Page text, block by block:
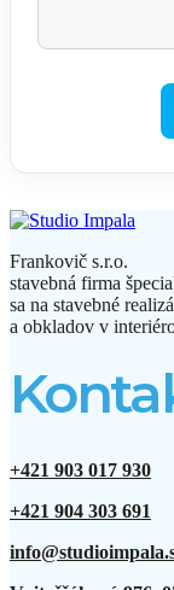
Frankovič s.r.o.
stavebná firma
sa na stavebné
a obkladov v
+421 903 017 930
+421 904 303 691